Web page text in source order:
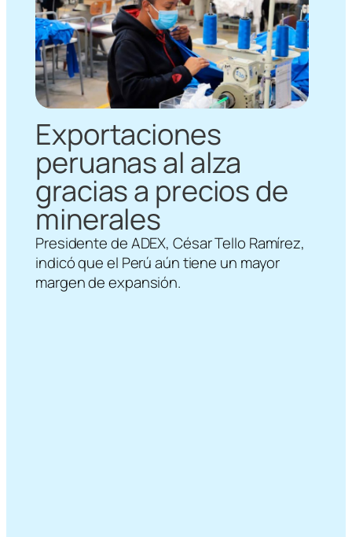
Exportaciones
peruanas al alza
gracias a precios de
minerales
Presidente de ADEX, César Tello Ramírez,
indicó que el Perú aún tiene un mayor
margen de expansión.